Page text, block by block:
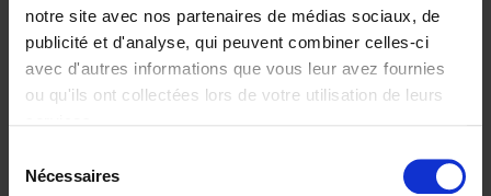
notre site avec nos partenaires de médias sociaux, de
publicité et d'analyse, qui peuvent combiner celles-ci
avec d'autres informations que vous leur avez fournies
ou qu'ils ont collectées lors de votre utilisation de leurs
Nécessaires
€29,99